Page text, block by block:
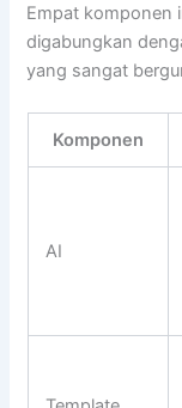
Empat komponen
digabungkan
yang sangat
Komponen
AI